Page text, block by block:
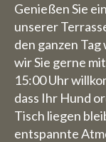
Genießen Sie
unserer
den ganzen
wir Sie gerne
15:00 Uhr
dass Ihr Hund
Tisch liegen
entspannte